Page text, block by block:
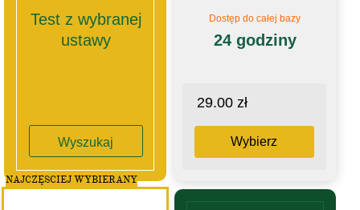
Test z wybranej
ustawy
Wyszukaj
Dostęp do całej bazy
24 godziny
29.00 zł
Wybierz
NAJCZĘSCIEJ WYBIERANY